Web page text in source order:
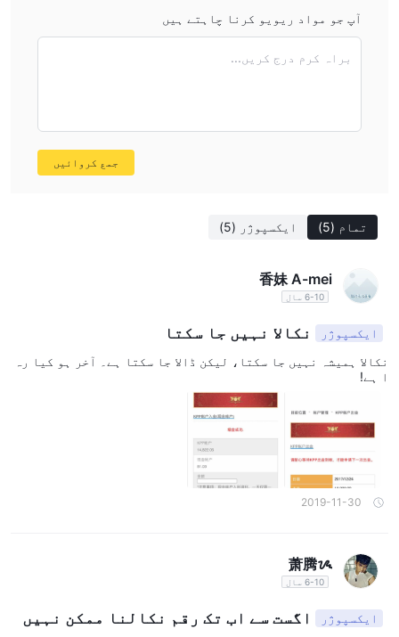
تمام (5) ایکسپوژر (5)
香妹 A-mei
6-10 سال
ایکسپوژر نکالا نہیں جا سکتا
نکالا ہمیشہ نہیں جا سکتا، لیکن ڈالا جا سکتا ہے۔ آخر ہو کیا رہ
ا ہے!
2019-11-30
萧腾ᝰ
6-10 سال
ایکسپوژر اگست سے اب تک رقم نکالنا ممکن نہیں
آپ جو مواد ریویو کرنا چاہتے ہیں
براہ کرم درج کریں...
جمع کروائیں